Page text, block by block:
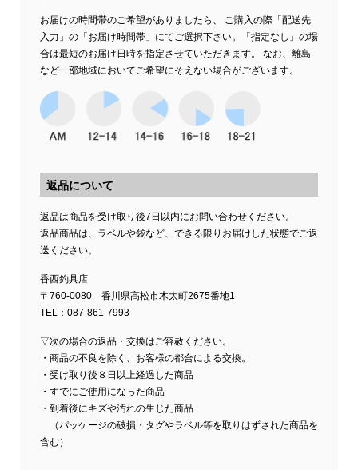
お届けの時間帯のご希望がありましたら、 ご購入の際「配送先
入力」の「お届け時間帯」にてご選択下さい。「指定なし」の場
合は最短のお届け日時を指定させていただきます。 なお、離島
など一部地域においてご希望にそえない場合がございます。
返品について
返品は商品を受け取り後7日以内にお問い合わせください。
返品商品は、ラベルや袋など、できる限りお届けした状態でご返
送ください。
香西釣具店
〒760-0080 香川県高松市木太町2675番地1
TEL：087-861-7993
▽次の場合の返品・交換はご容赦ください。
・商品の不良を除く、お客様の都合による交換。
・受け取り後８日以上経過した商品
・すでにご使用になった商品
・到着後にキズや汚れの生じた商品
（パッケージの破損・タグやラベル等を取りはずされた商品を
含む）